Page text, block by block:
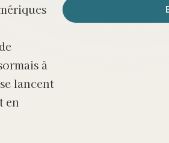
à
lancent
en